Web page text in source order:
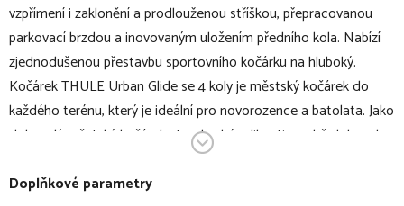
vzpřímení i zaklonění a prodlouženou stříškou, přepracovanou
parkovací brzdou a inovovaným uložením předního kola. Nabízí
zjednodušenou přestavbu sportovního kočárku na hluboký.
Kočárek THULE Urban Glide se 4 koly je městský kočárek do
každého terénu, který je ideální pro novorozence a batolata. Jako
dokonalý městský kočárek standardní velikosti v sobě dokonale
spojuje pohodlí, funkčnost, velkorysý úložný prostor a skvělé
jízdní vlastnosti na jakémkoli povrchu. Je navržen pro každodenní
Doplňkové parametry